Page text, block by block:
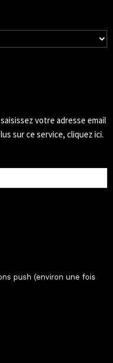
votre adresse email
sur ce service, cliquez ici.
push (environ une fois